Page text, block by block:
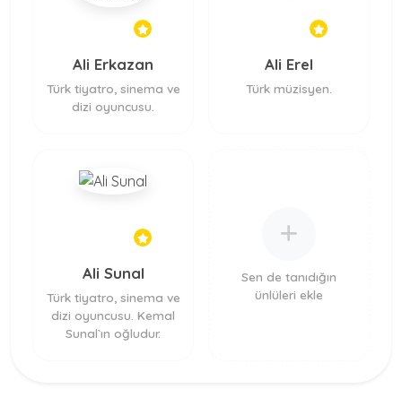
Ali Erkazan
Türk tiyatro, sinema ve
dizi oyuncusu.
Ali Erel
Türk müzisyen.
Ali Sunal
Türk tiyatro, sinema ve
dizi oyuncusu. Kemal
Sunal`ın oğludur.
Sen de tanıdığın
ünlüleri ekle